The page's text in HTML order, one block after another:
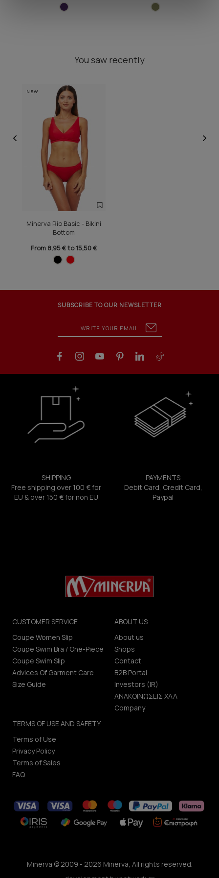
You saw recently
NEW
Minerva Rio Basic - Bikini
Bottom
From 8,95 € to 15,50 €
SUBSCRIBE TO OUR NEWSLETTER
SHIPPING
Free shipping over 100 € for
EU & over 150 € for non EU
PAYMENTS
Debit Card, Credit Card,
Paypal
CUSTOMER SERVICE
Coupe Women Slip
Coupe Swim Bra / One-Piece
Coupe Swim Slip
Advices Of Garment Care
Size Guide
ABOUT US
About us
Shops
Contact
B2B Portal
Investors (IR)
ΑΝΑΚΟΙΝΩΣΕΙΣ ΧΑΑ
Company
TERMS OF USE AND SAFETY
Terms of Use
Privacy Policy
Terms of Sales
FAQ
Minerva © 2009 - 2026 Minerva, All rights reserved.